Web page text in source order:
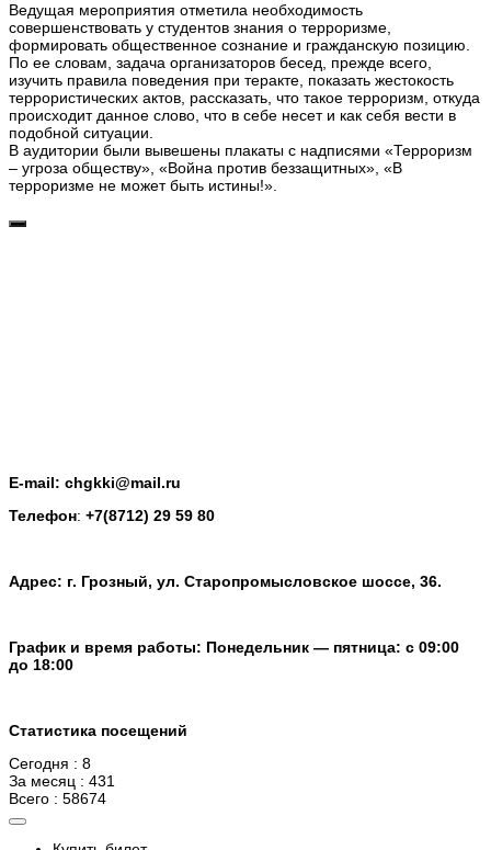
Ведущая мероприятия отметила необходимость
совершенствовать у студентов знания о терроризме,
формировать общественное сознание и гражданскую позицию.
По ее словам, задача организаторов бесед, прежде всего,
изучить правила поведения при теракте, показать жестокость
террористических актов, рассказать, что такое терроризм, откуда
происходит данное слово, что в себе несет и как себя вести в
подобной ситуации.
В аудитории были вывешены плакаты с надписями «Терроризм
– угроза обществу», «Война против беззащитных», «В
терроризме не может быть истины!».
E-mail: chgkki@mail.ru
Телефон: +7(8712) 29 59 80
Адрес: г. Грозный, ул. Старопромысловское шоссе, 36.
График и время работы: Понедельник — пятница: с 09:00
до 18:00
Статистика посещений
Сегодня : 8
За месяц : 431
Всего : 58674